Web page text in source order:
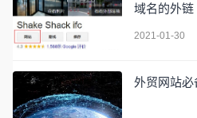
域名的外链
2021-01-30
外贸网站